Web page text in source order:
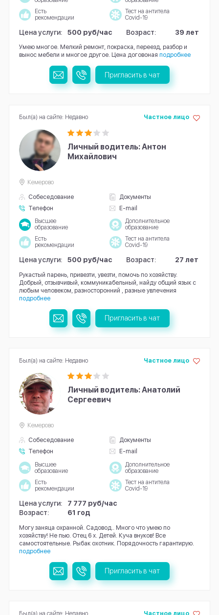
Есть
рекомендации
Тест на антитела
Covid-19
Цена услуги: 500 руб/час Возраст: 39 лет
Умею многое. Мелкий ремонт, покраска, переезд, разбор и
вынос мебели и многое другое. Цена договоная подробнее
Пригласить в чат
Личный водитель: Антон
Михайлович
Собеседование
Документы
Телефон
E-mail
Частное лицо
Кемерово
Высшее
образование
Дополнительное
образование
Есть
рекомендации
Тест на антитела
Covid-19
Цена услуги: 500 руб/час Возраст: 27 лет
Рукастый парень, привезти, увезти, помочь по хозяйству.
Добрый, отзывчивый, коммуникабельный, найду общий язык с
любым человеком, разносторонний , разные увлечения
подробнее
Был(а) на сайте: Недавно
Пригласить в чат
Личный водитель: Анатолий
Сергеевич
Собеседование
Документы
Телефон
E-mail
Частное лицо
Кемерово
Высшее
образование
Дополнительное
образование
Есть
рекомендации
Тест на антитела
Covid-19
Цена услуги:
7 777 руб/час
Возраст:
61 год
Могу заняца охранной. Садовод.. Много что умею по
хозяйству! Не пью. Отец 6 х. Детей. Куча внуков! Все
самостоятельные. Рыбак охотник. Порядочность гарантирую.
подробнее
Был(а) на сайте: Недавно
Пригласить в чат
Частное лицо
Был(а) на сайте: Недавно